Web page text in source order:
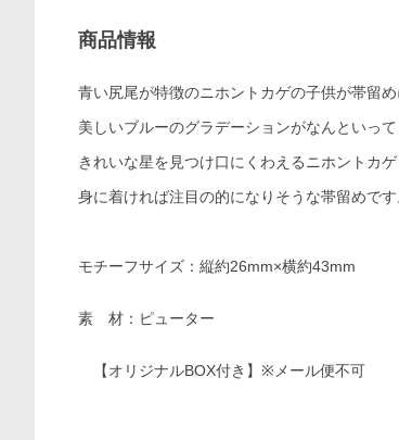
商品情報
青い尻尾が特徴のニホントカゲの子供が帯留め
美しいブルーのグラデーションがなんといっ
きれいな星を見つけ口にくわえるニホントカ
身に着ければ注目の的になりそうな帯留めです
モチーフサイズ：縦約26mm×横約43mm
素 材：ピューター
【オリジナルBOX付き】※メール便不可